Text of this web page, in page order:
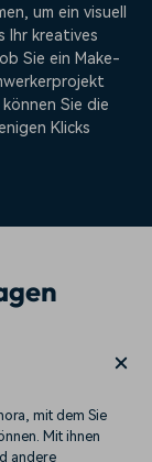
um ein visuell
Ihr kreatives
Sie ein Make-
Sie die
Klicks
mit dem Sie
Mit ihnen
andere